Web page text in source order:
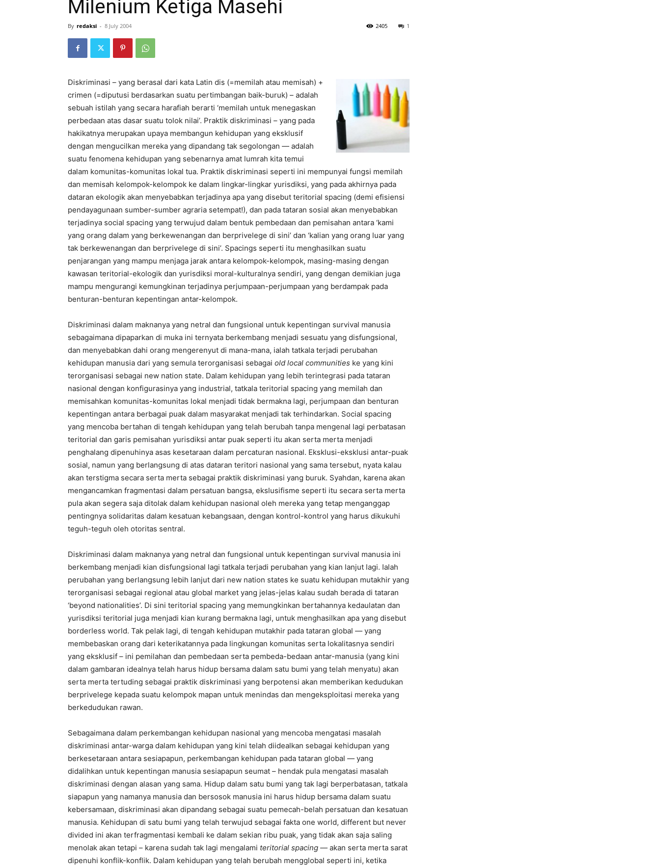
Milenium Ketiga Masehi
By redaksi - 8 July 2004 1
2405
Diskriminasi – yang berasal dari kata Latin dis (=memilah atau memisah) +
crimen (=diputusi berdasarkan suatu pertimbangan baik-buruk) – adalah
sebuah istilah yang secara harafiah berarti ‘memilah untuk menegaskan
perbedaan atas dasar suatu tolok nilai’. Praktik diskriminasi – yang pada
hakikatnya merupakan upaya membangun kehidupan yang eksklusif
dengan mengucilkan mereka yang dipandang tak segolongan — adalah
suatu fenomena kehidupan yang sebenarnya amat lumrah kita temui
dalam komunitas-komunitas lokal tua. Praktik diskriminasi seperti ini mempunyai fungsi memilah
dan memisah kelompok-kelompok ke dalam lingkar-lingkar yurisdiksi, yang pada akhirnya pada
dataran ekologik akan menyebabkan terjadinya apa yang disebut teritorial spacing (demi efisiensi
pendayagunaan sumber-sumber agraria setempat!), dan pada tataran sosial akan menyebabkan
terjadinya social spacing yang terwujud dalam bentuk pembedaan dan pemisahan antara ‘kami
yang orang dalam yang berkewenangan dan berprivelege di sini’ dan ‘kalian yang orang luar yang
tak berkewenangan dan berprivelege di sini’. Spacings seperti itu menghasilkan suatu
penjarangan yang mampu menjaga jarak antara kelompok-kelompok, masing-masing dengan
kawasan teritorial-ekologik dan yurisdiksi moral-kulturalnya sendiri, yang dengan demikian juga
mampu mengurangi kemungkinan terjadinya perjumpaan-perjumpaan yang berdampak pada
benturan-benturan kepentingan antar-kelompok.
Diskriminasi dalam maknanya yang netral dan fungsional untuk kepentingan survival manusia
sebagaimana dipaparkan di muka ini ternyata berkembang menjadi sesuatu yang disfungsional,
dan menyebabkan dahi orang mengerenyut di mana-mana, ialah tatkala terjadi perubahan
kehidupan manusia dari yang semula terorganisasi sebagai old local communities ke yang kini
terorganisasi sebagai new nation state. Dalam kehidupan yang lebih terintegrasi pada tataran
nasional dengan konfigurasinya yang industrial, tatkala teritorial spacing yang memilah dan
memisahkan komunitas-komunitas lokal menjadi tidak bermakna lagi, perjumpaan dan benturan
kepentingan antara berbagai puak dalam masyarakat menjadi tak terhindarkan. Social spacing
yang mencoba bertahan di tengah kehidupan yang telah berubah tanpa mengenal lagi perbatasan
teritorial dan garis pemisahan yurisdiksi antar puak seperti itu akan serta merta menjadi
penghalang dipenuhinya asas kesetaraan dalam percaturan nasional. Eksklusi-eksklusi antar-puak
sosial, namun yang berlangsung di atas dataran teritori nasional yang sama tersebut, nyata kalau
akan terstigma secara serta merta sebagai praktik diskriminasi yang buruk. Syahdan, karena akan
mengancamkan fragmentasi dalam persatuan bangsa, ekslusifisme seperti itu secara serta merta
pula akan segera saja ditolak dalam kehidupan nasional oleh mereka yang tetap menganggap
pentingnya solidaritas dalam kesatuan kebangsaan, dengan kontrol-kontrol yang harus dikukuhi
teguh-teguh oleh otoritas sentral.
Diskriminasi dalam maknanya yang netral dan fungsional untuk kepentingan survival manusia ini
berkembang menjadi kian disfungsional lagi tatkala terjadi perubahan yang kian lanjut lagi. Ialah
perubahan yang berlangsung lebih lanjut dari new nation states ke suatu kehidupan mutakhir yang
terorganisasi sebagai regional atau global market yang jelas-jelas kalau sudah berada di tataran
‘beyond nationalities’. Di sini teritorial spacing yang memungkinkan bertahannya kedaulatan dan
yurisdiksi teritorial juga menjadi kian kurang bermakna lagi, untuk menghasilkan apa yang disebut
borderless world. Tak pelak lagi, di tengah kehidupan mutakhir pada tataran global — yang
membebaskan orang dari keterikatannya pada lingkungan komunitas serta lokalitasnya sendiri
yang eksklusif – ini pemilahan dan pembedaan serta pembeda-bedaan antar-manusia (yang kini
dalam gambaran idealnya telah harus hidup bersama dalam satu bumi yang telah menyatu) akan
serta merta tertuding sebagai praktik diskriminasi yang berpotensi akan memberikan kedudukan
berprivelege kepada suatu kelompok mapan untuk menindas dan mengeksploitasi mereka yang
berkedudukan rawan.
Sebagaimana dalam perkembangan kehidupan nasional yang mencoba mengatasi masalah
diskriminasi antar-warga dalam kehidupan yang kini telah diidealkan sebagai kehidupan yang
berkesetaraan antara sesiapapun, perkembangan kehidupan pada tataran global — yang
didalihkan untuk kepentingan manusia sesiapapun seumat – hendak pula mengatasi masalah
diskriminasi dengan alasan yang sama. Hidup dalam satu bumi yang tak lagi berperbatasan, tatkala
siapapun yang namanya manusia dan bersosok manusia ini harus hidup bersama dalam suatu
kebersamaan, diskriminasi akan dipandang sebagai suatu pemecah-belah persatuan dan kesatuan
manusia. Kehidupan di satu bumi yang telah terwujud sebagai fakta one world, different but never
divided ini akan terfragmentasi kembali ke dalam sekian ribu puak, yang tidak akan saja saling
menolak akan tetapi – karena sudah tak lagi mengalami teritorial spacing — akan serta merta sarat
dipenuhi konflik-konflik. Dalam kehidupan yang telah berubah mengglobal seperti ini, ketika